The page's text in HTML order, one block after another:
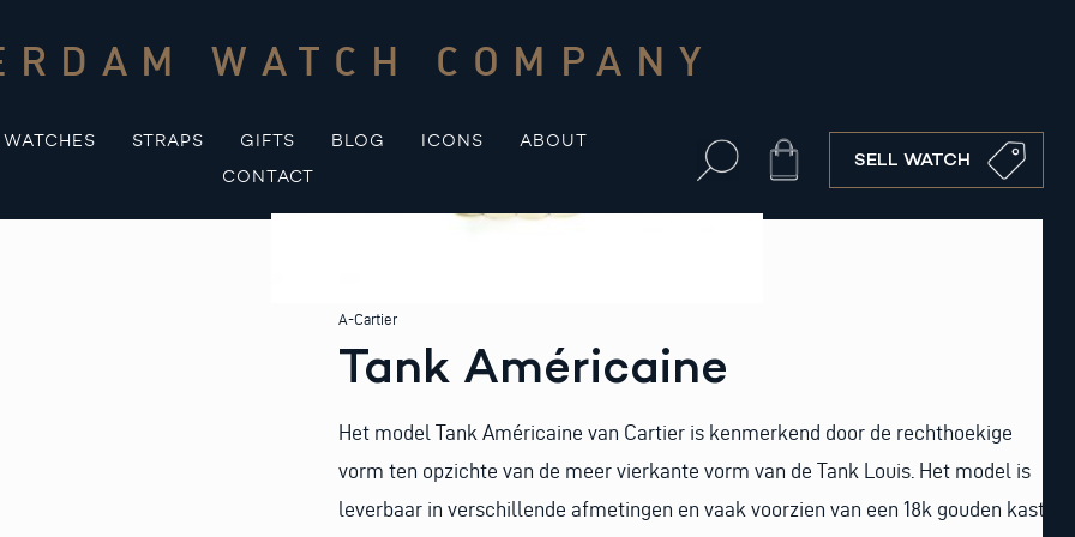
WATCH COMPANY
WATCHES STRAPS GIFTS BLOG ICONS
ABOUT
CONTACT
Cart SELL WATCH
A-Cartier
Tank Américaine
Het model Tank Américaine van Cartier is kenmerkend door de rechthoekige
vorm ten opzichte van de meer vierkante vorm van de Tank Louis. Het model is
leverbaar in verschillende afmetingen en vaak voorzien van een 18k gouden kast